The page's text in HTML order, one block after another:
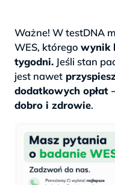
Ważne! W testDNA
WES, którego wynik
tygodni. Jeśli stan
jest nawet
dodatkowych opłat
dobro i zdrowie.